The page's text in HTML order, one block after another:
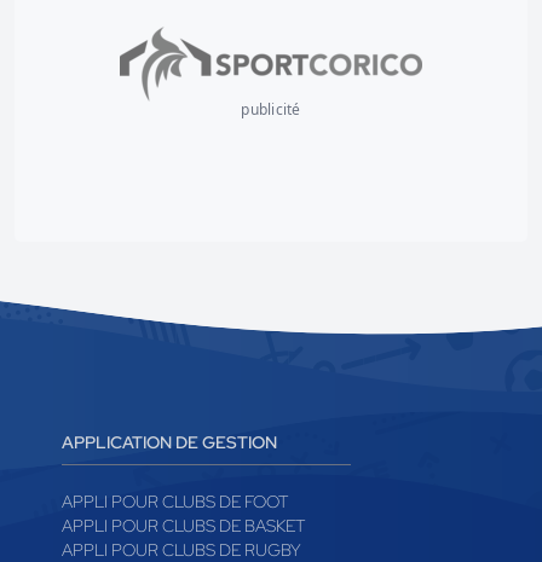
publicité
APPLICATION DE GESTION
APPLI POUR CLUBS DE FOOT
APPLI POUR CLUBS DE BASKET
APPLI POUR CLUBS DE RUGBY